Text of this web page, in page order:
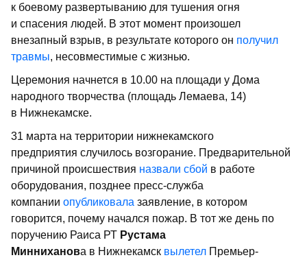
к боевому развертыванию для тушения огня
и спасения людей. В этот момент произошел
внезапный взрыв, в результате которого он получил
травмы, несовместимые с жизнью.
Церемония начнется в 10.00 на площади у Дома
народного творчества (площадь Лемаева, 14)
в Нижнекамске.
31 марта на территории нижнекамского
предприятия случилось возгорание. Предварительной
причиной происшествия назвали сбой в работе
оборудования, позднее пресс-служба
компании опубликовала заявление, в котором
говорится, почему начался пожар. В тот же день по
поручению Раиса РТ Рустама
Минниханова в Нижнекамск вылетел Премьер-